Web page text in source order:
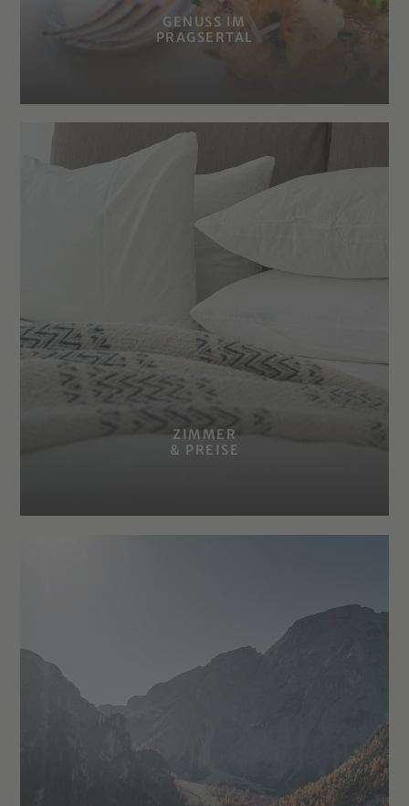
GENUSS IM
PRAGSERTAL
ZIMMER
& PREISE